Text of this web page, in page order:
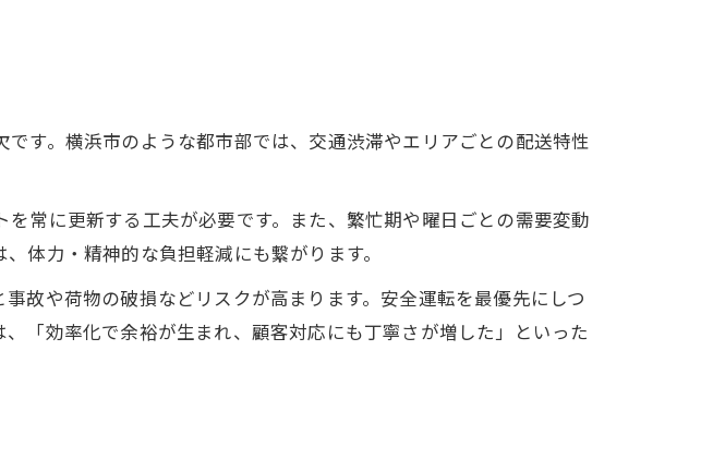
す。横浜市のような都市部では、交通渋滞やエリアごとの配送特性
常に更新する工夫が必要です。また、繁忙期や曜日ごとの需要変動
体力・精神的な負担軽減にも繋がります。
故や荷物の破損などリスクが高まります。安全運転を最優先にしつ
「効率化で余裕が生まれ、顧客対応にも丁寧さが増した」といった